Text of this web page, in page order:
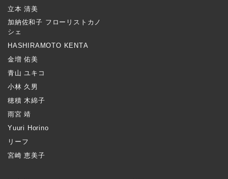
立本 清美
加納佐和子 フローリストカノ
シェ
HASHIRAMOTO KENTA
金増 佑美
青山 ユキコ
小林 久男
穂積 木綿子
雨宮 靖
Yuuri Horino
リーフ
宮崎 恵美子